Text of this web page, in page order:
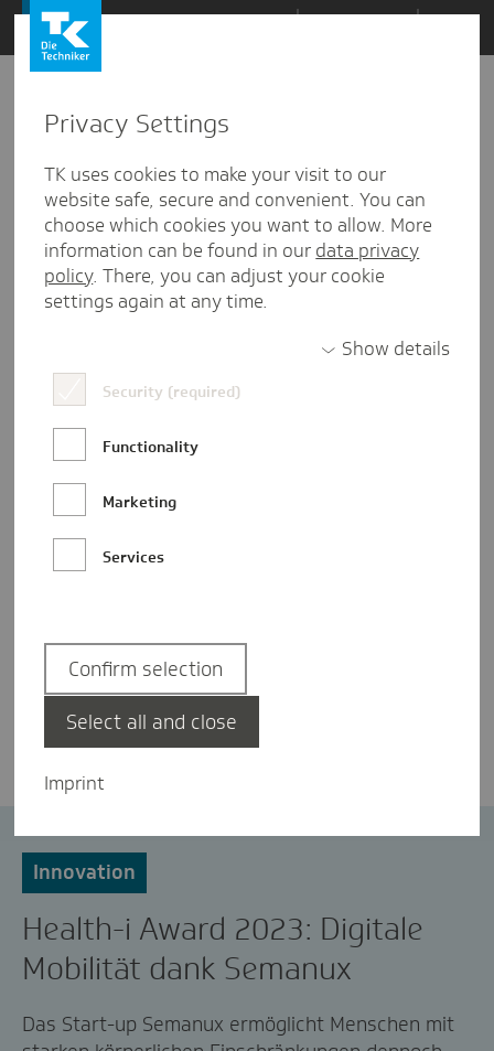
Zum
Inhalt
springen
den
Kommentaren
Anja Hollnack
Innovation
Health-i Award 2023: Digitale
Mobilität dank Semanux
Das Start-up Semanux ermöglicht Menschen mit
Privacy Settings
TK uses cookies to make your visit to our
website safe, secure and convenient. You can
choose which cookies you want to allow. More
information can be found in our data privacy
policy. There, you can adjust your cookie
settings again at any time.
Show details
Security (required)
Functionality
Marketing
Services
Imprint
Confirm selection
Select all and close